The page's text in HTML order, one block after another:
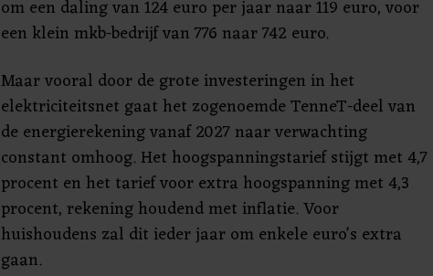
om een daling van 124 euro per jaar naar 119 euro, voor
een klein mkb-bedrijf van 776 naar 742 euro.
Maar vooral door de grote investeringen in het
elektriciteitsnet gaat het zogenoemde TenneT-deel van
de energierekening vanaf 2027 naar verwachting
constant omhoog. Het hoogspanningstarief stijgt met 4,7
procent en het tarief voor extra hoogspanning met 4,3
procent, rekening houdend met inflatie. Voor
huishoudens zal dit ieder jaar om enkele euro's extra
gaan.